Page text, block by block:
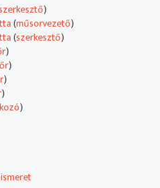
1994 januárjától látható a
közül a hat kis
témát találni a kínálatban,
minél szélesebb körben
)
(műsorvezető)
(szerkesztő)
)
)
)
)
)